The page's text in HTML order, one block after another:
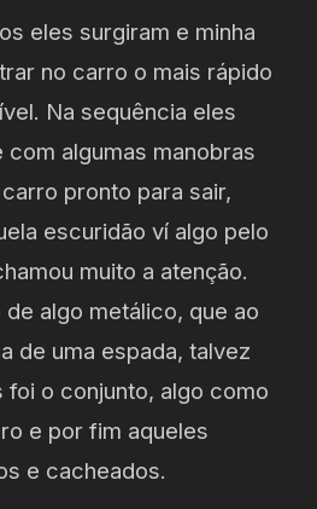
eles surgiram e minha
no carro o mais rápido
Na sequência eles
algumas manobras
pronto para sair,
escuridão ví algo pelo
muito a atenção.
algo metálico, que ao
de uma espada, talvez
foi o conjunto, algo como
e por fim aqueles
e cacheados.